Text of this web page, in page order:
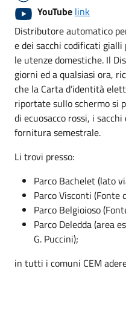
YouTube link
Distributore automatico
e dei sacchi codificati
le utenze domestiche. Il
giorni ed a qualsiasi ora,
che la Carta d’identità
riportate sullo schermo si
di ecuosacco rossi, i
fornitura semestrale.
Li trovi presso:
Parco Bachelet (lato
Parco Visconti (Fonte
Parco Belgioioso
Parco Deledda (area
G. Puccini);
in tutti i comuni CEM